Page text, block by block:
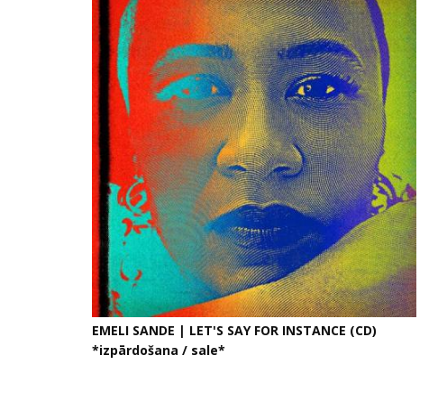
EMELI SANDE | LET'S SAY FOR INSTANCE (CD)
*izpārdošana / sale*